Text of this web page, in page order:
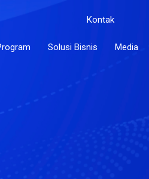
Kontak
Solusi Bisnis Media